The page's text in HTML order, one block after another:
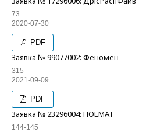
73
2020-07-30
PDF
Заявка № 99077002: Феномен
315
2021-09-09
PDF
Заявка № 23296004: ПОЕМАТ
144-145